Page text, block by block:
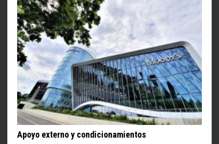
Apoyo externo y condicionamientos